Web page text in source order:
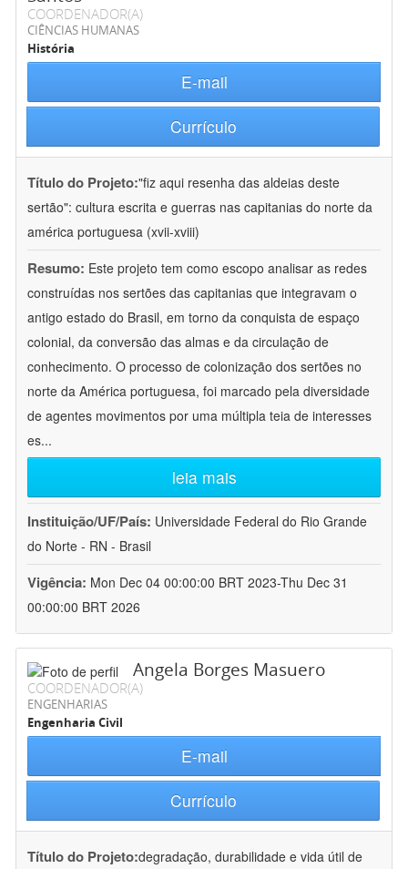
COORDENADOR(A)
CIÊNCIAS HUMANAS
História
E-mail
Currículo
Título do Projeto:"fiz aqui resenha das aldeias deste
sertão": cultura escrita e guerras nas capitanias do norte da
américa portuguesa (xvii-xviii)
Resumo: Este projeto tem como escopo analisar as redes
construídas nos sertões das capitanias que integravam o
antigo estado do Brasil, em torno da conquista de espaço
colonial, da conversão das almas e da circulação de
conhecimento. O processo de colonização dos sertões no
norte da América portuguesa, foi marcado pela diversidade
de agentes movimentos por uma múltipla teia de interesses
es...
leia mais
Instituição/UF/País: Universidade Federal do Rio Grande
do Norte - RN - Brasil
Vigência: Mon Dec 04 00:00:00 BRT 2023-Thu Dec 31
00:00:00 BRT 2026
Angela Borges Masuero
COORDENADOR(A)
ENGENHARIAS
Engenharia Civil
E-mail
Currículo
Título do Projeto:degradação, durabilidade e vida útil de